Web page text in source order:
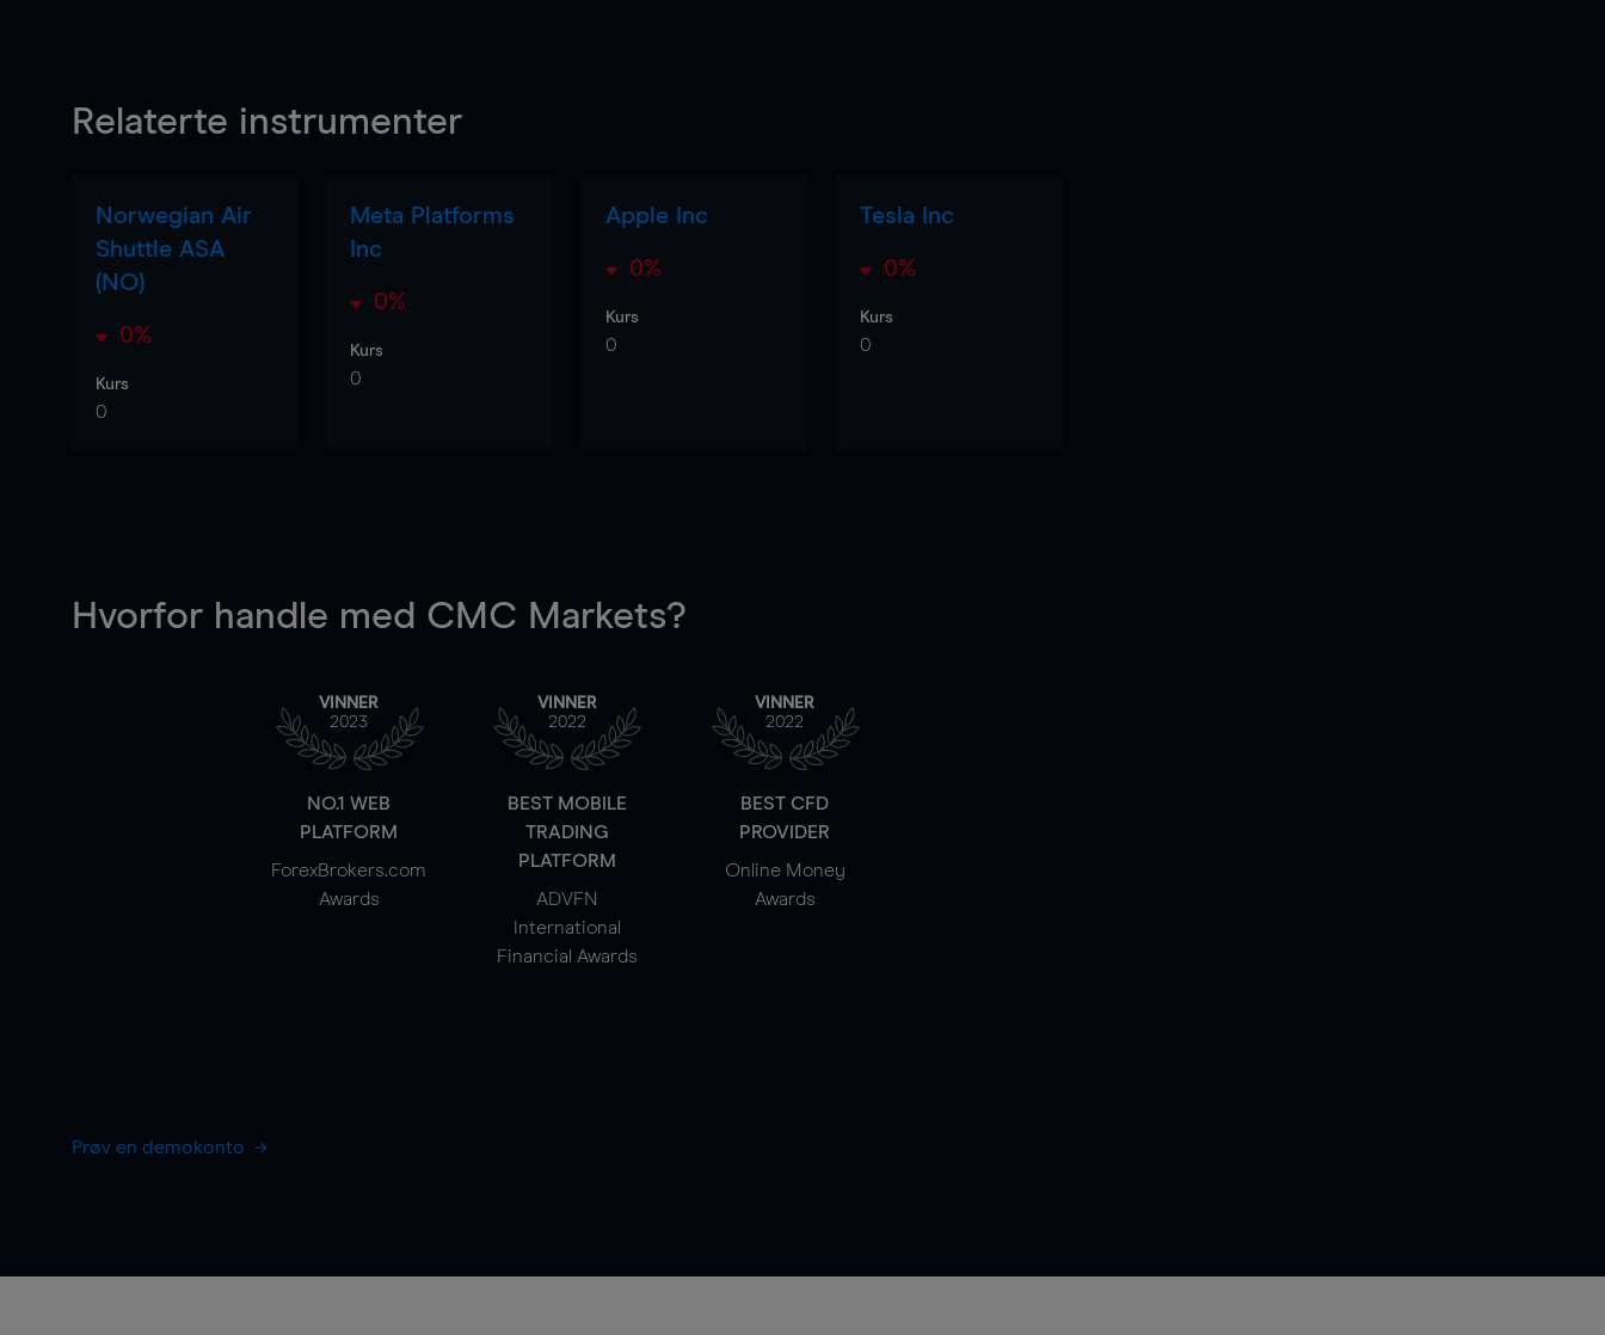
Relaterte instrumenter
Norwegian Air
Shuttle ASA
(NO)
0%
Kurs
0
Meta Platforms
Inc
0%
Kurs
0
Apple Inc
0%
Kurs
0
Tesla Inc
0%
Kurs
0
Hvorfor handle med CMC Markets?
VINNER
2023
NO.1 WEB
PLATFORM
ForexBrokers.com
Awards
VINNER
2022
BEST MOBILE
TRADING
PLATFORM
ADVFN
International
Financial Awards
VINNER
2022
BEST CFD
PROVIDER
Online Money
Awards
Prøv en demokonto